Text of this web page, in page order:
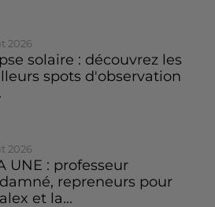
2026
solaire : découvrez les
spots d'observation
2026
UNE : professeur
repreneurs pour
et la...